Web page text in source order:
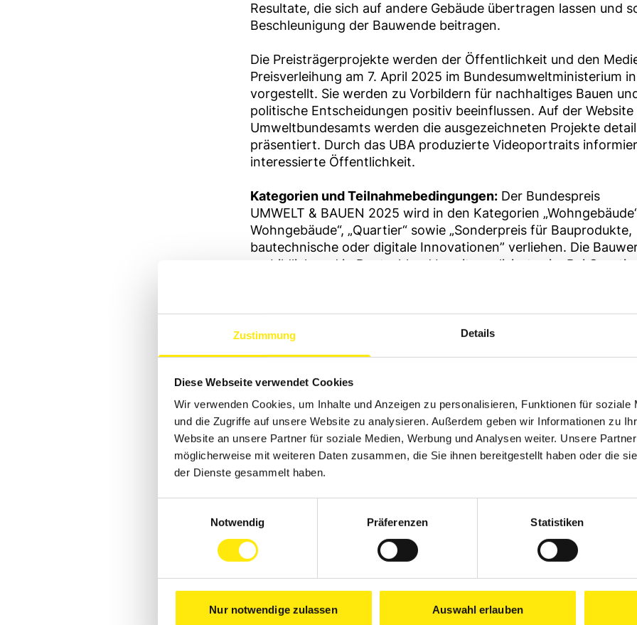
Zustimmung Details
Diese Webseite verwendet Cookies
Wir verwenden Cookies, um Inhalte und Anzeigen zu personalisieren, Funktionen für soziale
und die Zugriffe auf unsere Website zu analysieren. Außerdem geben wir Informationen zu
Website an unsere Partner für soziale Medien, Werbung und Analysen weiter. Unsere
möglicherweise mit weiteren Daten zusammen, die Sie ihnen bereitgestellt haben oder die
der Dienste gesammelt haben.
Notwendig
Präferenzen Statistiken
Nur notwendige zulassen Auswahl erlauben
Resultate, die sich auf andere Gebäude übertragen lassen und
Beschleunigung der Bauwende beitragen.
Die Preisträgerprojekte werden der Öffentlichkeit und den
Preisverleihung am 7. April 2025 im Bundesumweltministerium
vorgestellt. Sie werden zu Vorbildern für nachhaltiges Bauen
politische Entscheidungen positiv beeinflussen. Auf der Website
Umweltbundesamts werden die ausgezeichneten Projekte
präsentiert. Durch das UBA produzierte Videoportraits
interessierte Öffentlichkeit.
Kategorien und Teilnahmebedingungen: Der Bundespreis
UMWELT & BAUEN 2025 wird in den Kategorien
Wohngebäude“, „Quartier“ sowie „Sonderpreis für Bauprodukte,
bautechnische oder digitale Innovationen” verliehen. Die
vorbildlich und in Deutschland bereits realisiert sein. Bei
Bauträger, Architektur- und Planungsbüros, Hersteller oder
Forschungseinrichtungen ab sofort bis zum 18. November
Näheres zu den Teilnahmebedingungen, das
die Preisträger der Vorjahre sind online zu finden unter:
https://www.umweltbundesamt.de/bundespreis-umwelt-